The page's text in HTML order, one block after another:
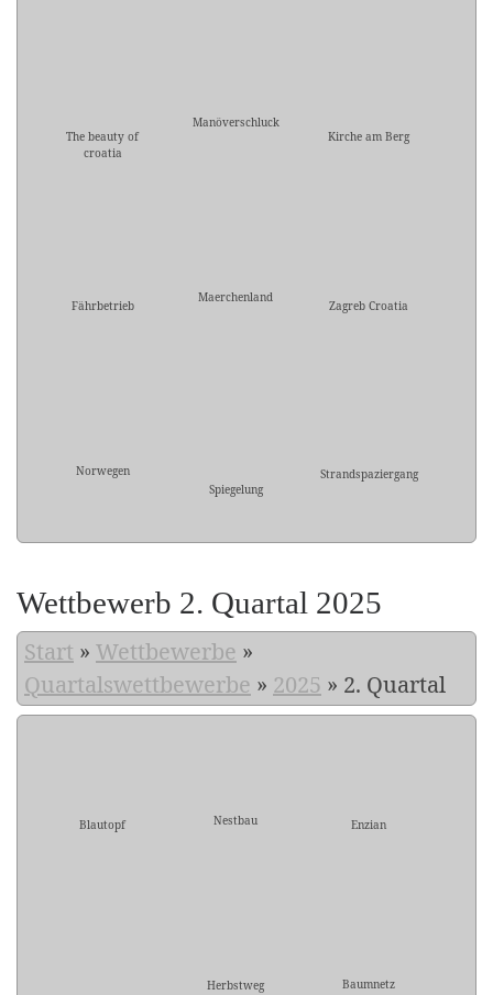
The beauty of
croatia
Manöverschluck
Kirche am Berg
Fährbetrieb
Maerchenland
Zagreb Croatia
Norwegen
Spiegelung
Strandspaziergang
Wettbewerb 2. Quartal 2025
Start » Wettbewerbe »
Quartalswettbewerbe » 2025 » 2. Quartal
Blautopf Nestbau Enzian
Herbstweg Baumnetz